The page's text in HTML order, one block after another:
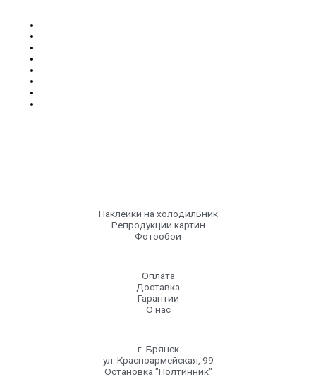
Наклейки на холодильник
Репродукции картин
Фотообои
Оплата
Доставка
Гарантии
О нас
г. Брянск
ул. Красноармейская, 99
Остановка "Полтинник"